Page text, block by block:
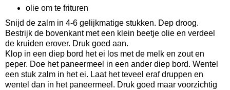
olie om te frituren
Snijd de zalm in 4-6 gelijkmatige stukken. Dep droog.
Bestrijk de bovenkant met een klein beetje olie en verdeel
de kruiden erover. Druk goed aan.
Klop in een diep bord het ei los met de melk en zout en
peper. Doe het paneermeel in een ander diep bord. Wentel
een stuk zalm in het ei. Laat het teveel eraf druppen en
wentel dan in het paneermeel. Druk goed maar voorzichtig